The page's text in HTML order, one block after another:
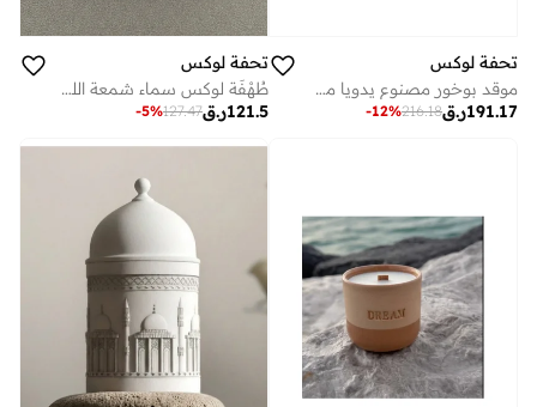
تحفة لوكس
موقد بوخور مصنوع يدويا من الرخام الفحمي من توفى لوكس روه – غطاء مقطوع نجمي – مبخر فاخر وعود – ديكور منزلي شرق أوسطي وهدية رمضان (10 × 7 سم)
ر.ق191.17
216.18
-12%
تحفة لوكس
طُهْفَة لوكس سماء شمعة الليمون جراس الخضراء – شمعة من شمع الصويا مصنوعة يدوياً مع فتيل خشبي وغطاء خشبي محكم الإغلاق
ر.ق121.5
127.47
-5%